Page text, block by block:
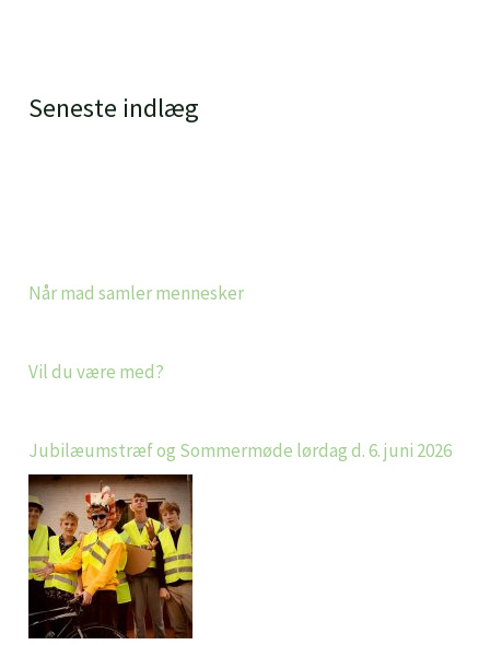
Seneste indlæg
Når mad samler mennesker
Vil du være med?
Jubilæumstræf og Sommermøde lørdag d. 6. juni 2026